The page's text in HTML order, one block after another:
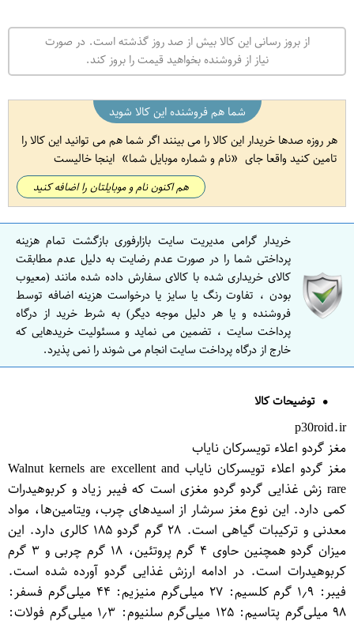
از بروز رسانی این کالا بیش از صد روز گذشته است. در صورت
نیاز از فروشنده بخواهید قیمت را بروز کند.
شما هم فروشنده این کالا شوید
هر روزه صدها خریدار این کالا را می بینند اگر شما هم می توانید این کالا را
تامین کنید واقعا جای
نام و شماره موبایل شما اینجا خالیست
هم اکنون نام و موبایلتان را اضافه کنید
خریدار گرامی مدیریت سایت بازارفوری بازگشت تمام هزینه
پرداختی شما را در صورت عدم رضایت به دلیل عدم مطابقت
کالای خریداری شده با کالای سفارش داده شده مانند (معیوب
بودن ، تفاوت رنگ یا سایز یا درخواست هزینه اضافه توسط
فروشنده و یا هر دلیل موجه دیگر) به شرط خرید از درگاه
پرداخت سایت ، تضمین می نماید و مسئولیت خریدهایی که
خارج از درگاه پرداخت سایت انجام می شوند را نمی پذیرد.
توضیحات کالا
p30roid.ir
مغز گردو اعلاء تویسرکان نایاب
مغز گردو اعلاء تویسرکان نایاب Walnut kernels are excellent and
rare زش غذایی گردو گردو مغزی است که فیبر زیاد و کربوهیدرات
کمی دارد. این نوع مغز سرشار از اسیدهای چرب، ویتامین‌ها، مواد
معدنی و ترکیبات گیاهی است. ۲۸ گرم گردو ۱۸۵ کالری دارد. این
میزان گردو همچنین حاوی ۴ گرم پروتئین، ۱۸ گرم چربی و ۳ گرم
کربوهیدرات است. در ادامه ارزش غذایی گردو آورده شده است.
فیبر: ۱٫۹ گرم کلسیم: ۲۷ میلی‌گرم منیزیم: ۴۴ میلی‌گرم فسفر:
۹۸ میلی‌گرم پتاسیم: ۱۲۵ میلی‌گرم سلنیوم: ۱٫۳ میلی‌گرم فولات: